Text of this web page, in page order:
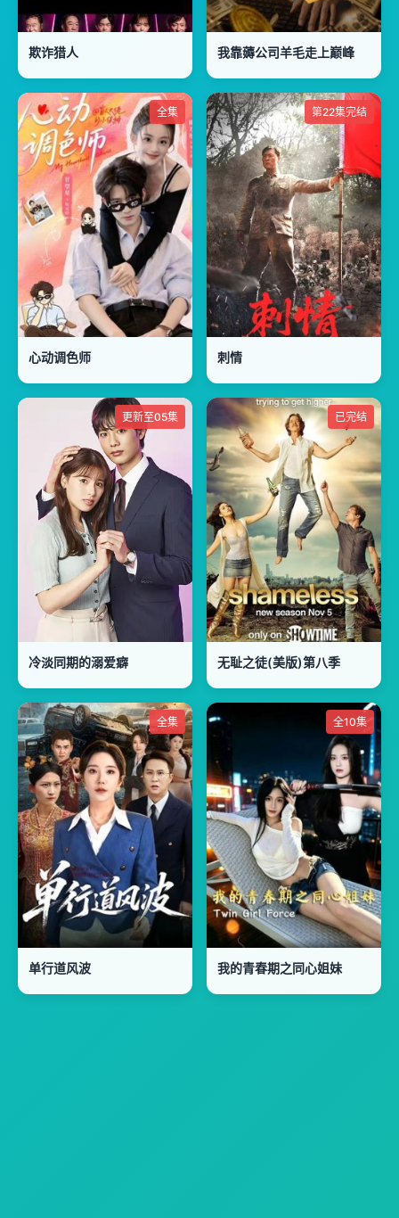
欺诈猎人 我靠薅公司羊毛走上巅峰
全集
心动调色师
第22集完结
刺情
更新至05集
冷淡同期的溺爱癖
已完结
无耻之徒(美版)第八季
全集
单行道风波
全10集
我的青春期之同心姐妹